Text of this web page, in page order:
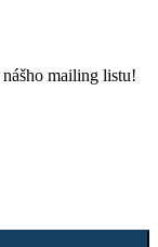
mailing listu!